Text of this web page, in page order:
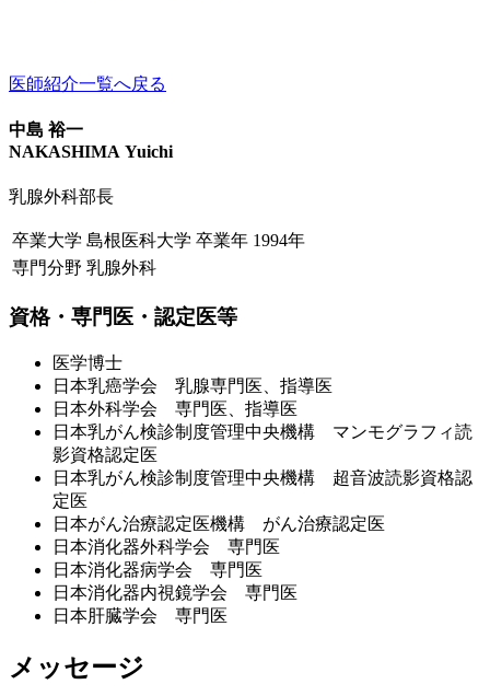
医師紹介一覧へ戻る
中島 裕一
NAKASHIMA Yuichi
乳腺外科部長
卒業大学 島根医科大学 卒業年 1994年
専門分野 乳腺外科
資格・専門医・認定医等
医学博士
日本乳癌学会 乳腺専門医、指導医
日本外科学会 専門医、指導医
日本乳がん検診制度管理中央機構 マンモグラフィ読
影資格認定医
日本乳がん検診制度管理中央機構 超音波読影資格認
定医
日本がん治療認定医機構 がん治療認定医
日本消化器外科学会 専門医
日本消化器病学会 専門医
日本消化器内視鏡学会 専門医
日本肝臓学会 専門医
メッセージ